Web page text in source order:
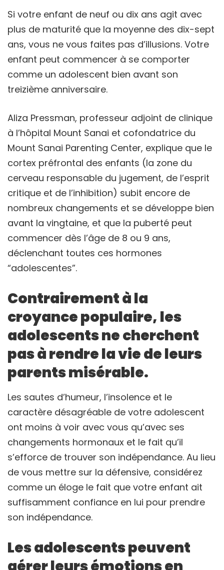
Si votre enfant de neuf ou dix ans agit avec
plus de maturité que la moyenne des dix-sept
ans, vous ne vous faites pas d’illusions. Votre
enfant peut commencer à se comporter
comme un adolescent bien avant son
treizième anniversaire.
Aliza Pressman, professeur adjoint de clinique
à l’hôpital Mount Sanai et cofondatrice du
Mount Sanai Parenting Center, explique que le
cortex préfrontal des enfants (la zone du
cerveau responsable du jugement, de l’esprit
critique et de l’inhibition) subit encore de
nombreux changements et se développe bien
avant la vingtaine, et que la puberté peut
commencer dès l’âge de 8 ou 9 ans,
déclenchant toutes ces hormones
“adolescentes”.
Contrairement à la
croyance populaire, les
adolescents ne cherchent
pas à rendre la vie de leurs
parents misérable.
Les sautes d’humeur, l’insolence et le
caractère désagréable de votre adolescent
ont moins à voir avec vous qu’avec ses
changements hormonaux et le fait qu’il
s’efforce de trouver son indépendance. Au lieu
de vous mettre sur la défensive, considérez
comme un éloge le fait que votre enfant ait
suffisamment confiance en lui pour prendre
son indépendance.
Les adolescents peuvent